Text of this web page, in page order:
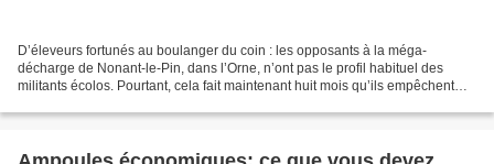
D’éleveurs fortunés au boulanger du coin : les opposants à la méga-
décharge de Nonant-le-Pin, dans l’Orne, n’ont pas le profil habituel des
militants écolos. Pourtant, cela fait maintenant huit mois qu’ils empêchent